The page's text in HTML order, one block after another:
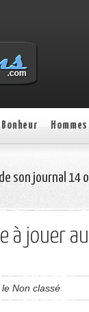
Bonheur
son journal 14
à jouer
Non classé